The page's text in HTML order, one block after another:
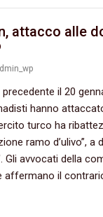
attacco alle
il 20
hanno
turco ha
ramo d’ulivo”, a
Gli avvocati della
affermano il